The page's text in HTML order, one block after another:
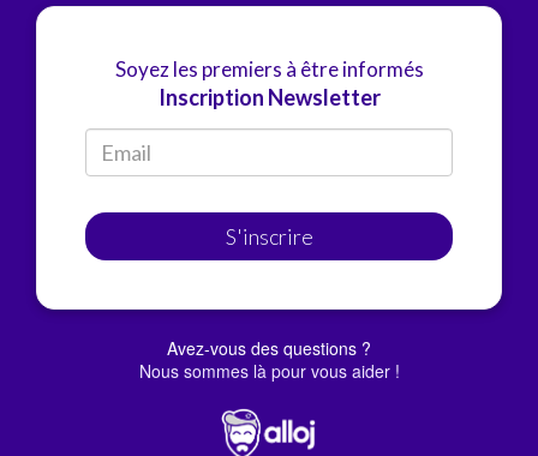
Soyez les premiers à être informés
Inscription Newsletter
S'inscrire
Avez-vous des questions ?
Nous sommes là pour vous aider !